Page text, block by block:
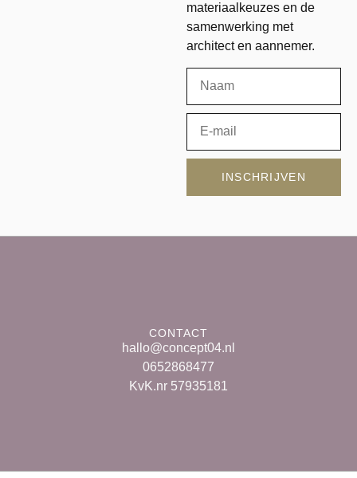
materiaalkeuzes en de
samenwerking met
architect en aannemer.
INSCHRIJVEN
CONTACT
hallo@concept04.nl
0652868477
KvK.nr 57935181